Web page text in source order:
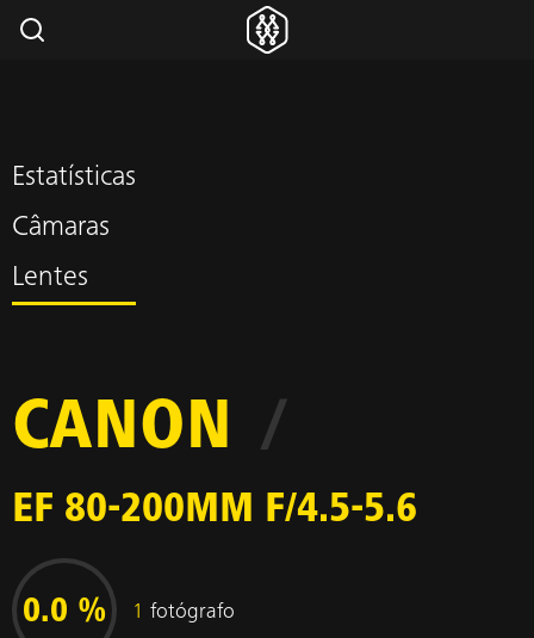
Estatísticas
Câmaras
Lentes
CANON /
EF 80-200MM F/4.5-5.6
0.0 % 1 fotógrafo